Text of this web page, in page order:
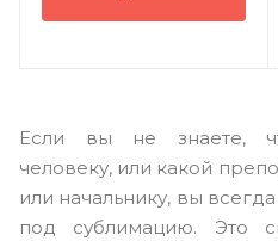
Если вы не знаете,
человеку, или какой
или начальнику, вы
под сублимацию. Это